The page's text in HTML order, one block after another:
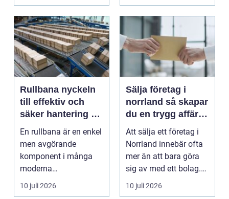
Rullbana nyckeln
till effektiv och
säker hantering av
gods
En rullbana är en enkel
men avgörande
komponent i många
moderna
verksamheter. Den
används för att fl...
10 juli 2026
Sälja företag i
norrland så skapar
du en trygg affär
från start till mål
Att sälja ett företag i
Norrland innebär ofta
mer än att bara göra
sig av med ett bolag.
För många ä...
10 juli 2026